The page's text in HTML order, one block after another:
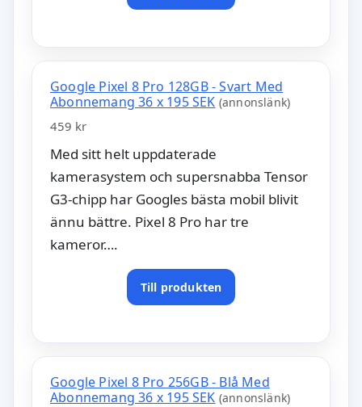
Google Pixel 8 Pro 128GB - Svart Med
Abonnemang 36 x 195 SEK (annonslänk)
459 kr
Med sitt helt uppdaterade
kamerasystem och supersnabba Tensor
G3-chipp har Googles bästa mobil blivit
ännu bättre. Pixel 8 Pro har tre
kameror….
Till produkten
Google Pixel 8 Pro 256GB - Blå Med
Abonnemang 36 x 195 SEK (annonslänk)